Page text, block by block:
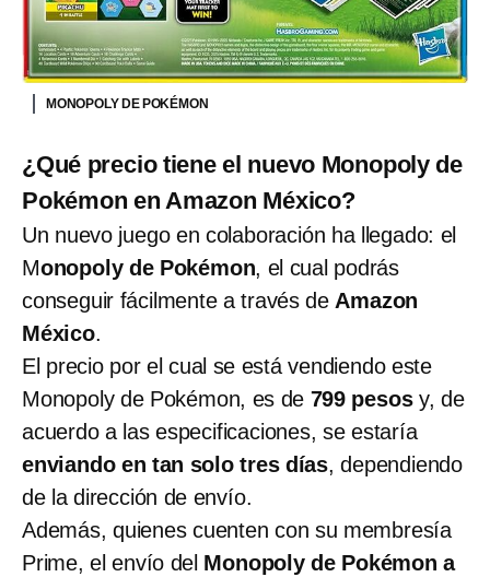
MONOPOLY DE POKÉMON
¿Qué precio tiene el nuevo Monopoly de
Pokémon en Amazon México?
Un nuevo juego en colaboración ha llegado: el
Monopoly de Pokémon, el cual podrás
conseguir fácilmente a través de Amazon
México.
El precio por el cual se está vendiendo este
Monopoly de Pokémon, es de 799 pesosy, de
acuerdo a las especificaciones, se estaría
enviando en tan solo tres días, dependiendo
de la dirección de envío.
Además, quienes cuenten con su membresía
Prime, el envío del Monopoly de Pokémon a